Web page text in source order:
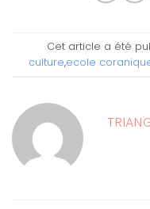
Cet article a été
culture,ecole